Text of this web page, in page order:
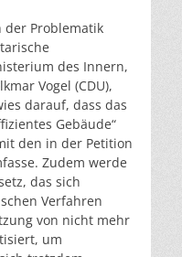
der Problematik
des Innern,
Vogel (CDU),
darauf, dass das
Gebäude“
den in der Petition
Zudem werde
das sich
Verfahren
von nicht mehr
um